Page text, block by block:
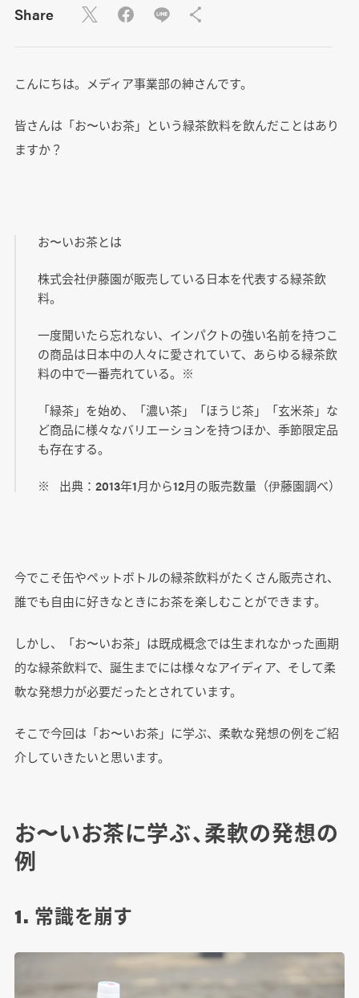
Share
こんにちは。メディア事業部の紳さんです。
皆さんは「お〜いお茶」という緑茶飲料を飲んだことはあり
ますか？
お〜いお茶とは
株式会社伊藤園が販売している日本を代表する緑茶飲
料。
一度聞いたら忘れない、インパクトの強い名前を持つこ
の商品は日本中の人々に愛されていて、あらゆる緑茶飲
料の中で一番売れている。※
「緑茶」を始め、「濃い茶」「ほうじ茶」「玄米茶」な
ど商品に様々なバリエーションを持つほか、季節限定品
も存在する。
※ 出典：2013年1月から12月の販売数量（伊藤園調べ）
今でこそ缶やペットボトルの緑茶飲料がたくさん販売され、
誰でも自由に好きなときにお茶を楽しむことができます。
しかし、「お〜いお茶」は既成概念では生まれなかった画期
的な緑茶飲料で、誕生までには様々なアイディア、そして柔
軟な発想力が必要だったとされています。
そこで今回は「お〜いお茶」に学ぶ、柔軟な発想の例をご紹
介していきたいと思います。
お〜いお茶に学ぶ、柔軟の発想の
例
1. 常識を崩す